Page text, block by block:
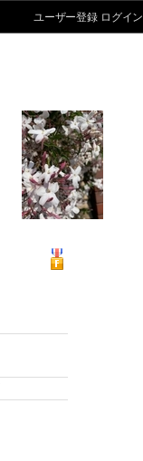
ユーザー登録 ログイン